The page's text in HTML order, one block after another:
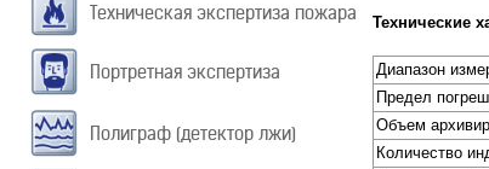
Техническая экспертиза пожара
Портретная экспертиза
Полиграф (детектор лжи)
Технические
Диапазон
Предел
Объем
Количество